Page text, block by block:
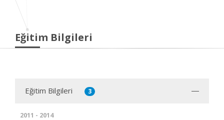
Eğitim Bilgileri
Eğitim Bilgileri 3
2011 - 2014